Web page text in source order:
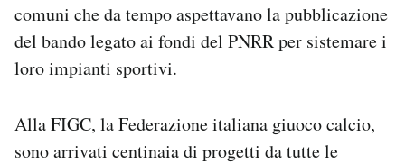
comuni che da tempo aspettavano la pubblicazione
del bando legato ai fondi del PNRR per sistemare i
loro impianti sportivi.
Alla FIGC, la Federazione italiana giuoco calcio,
sono arrivati centinaia di progetti da tutte le